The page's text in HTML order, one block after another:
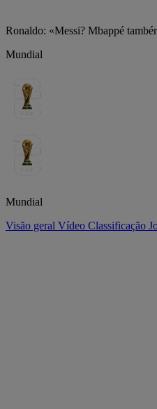
Ronaldo: «Messi? Mbappé
Mundial
Mundial
Visão geral Vídeo Classificação